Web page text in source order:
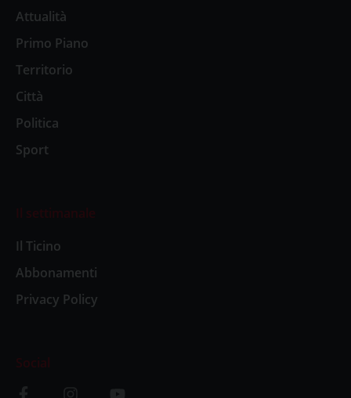
Attualità
Primo Piano
Territorio
Città
Politica
Sport
Il settimanale
Il Ticino
Abbonamenti
Privacy Policy
Social